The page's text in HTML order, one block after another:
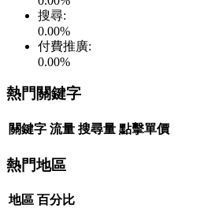
搜尋:
0.00%
付費推廣:
0.00%
熱門關鍵字
關鍵字 流量 搜尋量 點擊單價
熱門地區
地區 百分比